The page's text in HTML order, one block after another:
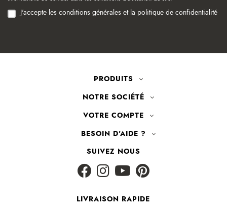
J'accepte les conditions générales et la politique de confidentialité
PRODUITS
NOTRE SOCIÉTÉ
VOTRE COMPTE
BESOIN D'AIDE ?
SUIVEZ NOUS
LIVRAISON RAPIDE